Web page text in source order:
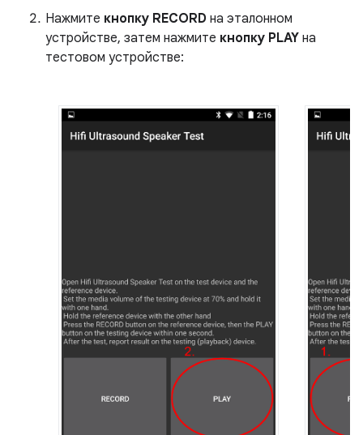
Нажмите кнопку RECORD на эталонном
устройстве, затем нажмите кнопку PLAY на
тестовом устройстве: